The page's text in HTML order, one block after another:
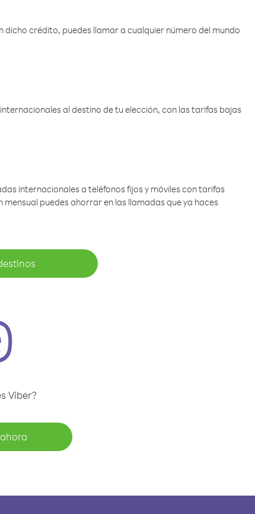
dicho crédito, puedes llamar a cualquier número del mundo
al destino de tu elección, con las tarifas bajas
internacionales a teléfonos fijos y móviles con tarifas
puedes ahorrar en las llamadas que ya haces
Viber?